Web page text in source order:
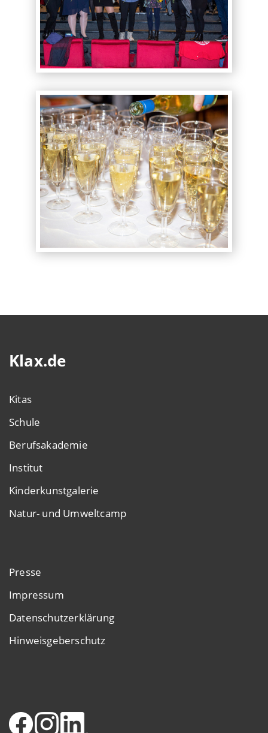
Klax.de
Kitas
Schule
Berufsakademie
Institut
Kinderkunstgalerie
Natur- und Umweltcamp
Presse
Impressum
Datenschutzerklärung
Hinweisgeberschutz